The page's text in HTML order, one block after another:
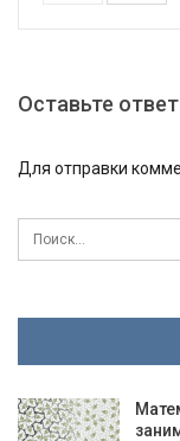
Оставьте ответ
Для отправки